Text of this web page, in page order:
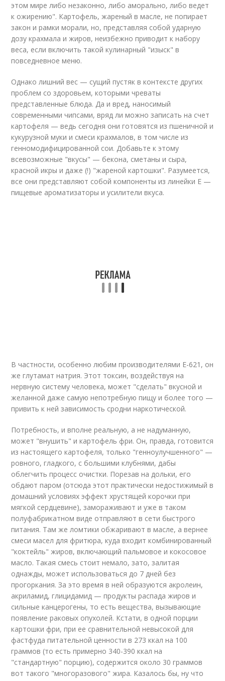
этом мире либо незаконно, либо аморально, либо ведет
к ожирению". Картофель, жареный в масле, не попирает
закон и рамки морали, но, представляя собой ударную
дозу крахмала и жиров, неизбежно приводит к набору
веса, если включить такой кулинарный "изыск" в
повседневное меню.
Однако лишний вес — сущий пустяк в контексте других
проблем со здоровьем, которыми чреваты
представленные блюда. Да и вред, наносимый
современными чипсами, вряд ли можно записать на счет
картофеля — ведь сегодня они готовятся из пшеничной и
кукурузной муки и смеси крахмалов, в том числе из
генномодифицированной сои. Добавьте к этому
всевозможные "вкусы" — бекона, сметаны и сыра,
красной икры и даже (!) "жареной картошки". Разумеется,
все они представляют собой компоненты из линейки E —
пищевые ароматизаторы и усилители вкуса.
В частности, особенно любим производителями Е-621, он
же глутамат натрия. Этот токсин, воздействуя на
нервную систему человека, может "сделать" вкусной и
желанной даже самую непотребную пищу и более того —
привить к ней зависимость сродни наркотической.
Потребность, и вполне реальную, а не надуманную,
может "внушить" и картофель фри. Он, правда, готовится
из настоящего картофеля, только "генноулучшенного" —
ровного, гладкого, с большими клубнями, дабы
облегчить процесс очистки. Порезав на дольки, его
обдают паром (отсюда этот практически недостижимый в
домашний условиях эффект хрустящей корочки при
мягкой сердцевине), замораживают и уже в таком
полуфабрикатном виде отправляют в сети быстрого
питания. Там же ломтики обжаривают в масле, а вернее
смеси масел для фритюра, куда входит комбинированный
"коктейль" жиров, включающий пальмовое и кокосовое
масло. Такая смесь стоит немало, зато, залитая
однажды, может использоваться до 7 дней без
прогоркания. За это время в ней образуются акролеин,
акриламид, глицидамид — продукты распада жиров и
сильные канцерогены, то есть вещества, вызывающие
появление раковых опухолей. Кстати, в одной порции
картошки фри, при ее сравнительной невысокой для
фастфуда питательной ценности в 273 ккал на 100
граммов (то есть примерно 340-390 ккал на
"стандартную" порцию), содержится около 30 граммов
вот такого "многоразового" жира. Казалось бы, ну что